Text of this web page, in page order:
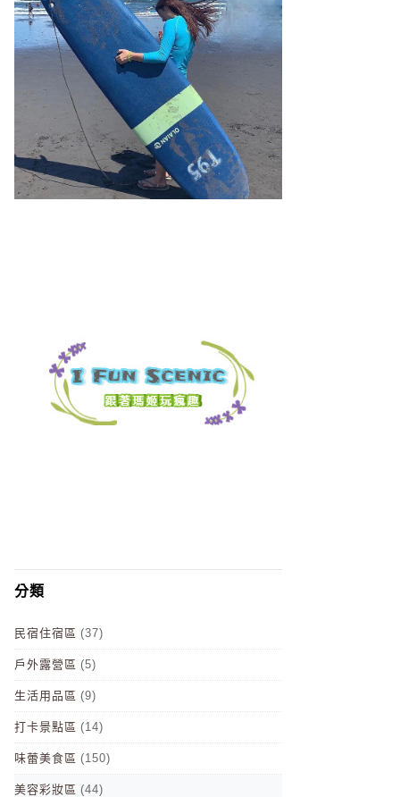
分類
民宿住宿區 (37)
戶外露營區 (5)
生活用品區 (9)
打卡景點區 (14)
味蕾美食區 (150)
美容彩妝區 (44)